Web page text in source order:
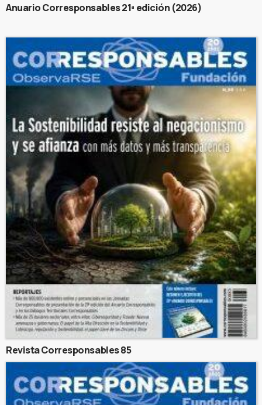
Anuario Corresponsables 21ª edición (2026)
Revista Corresponsables 85